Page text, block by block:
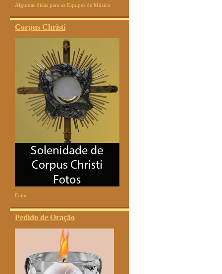
Algumas dicas para as Equipes de Música
Corpus Christi
Fotos
Pedido de Oração